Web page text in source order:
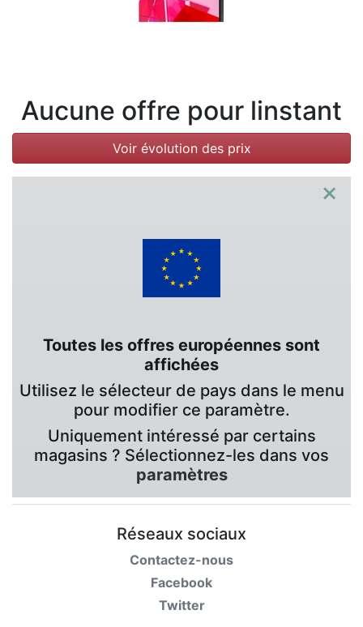
Aucune offre pour linstant
Voir évolution des prix
×
Toutes les offres européennes sont
affichées
Utilisez le sélecteur de pays dans le menu
pour modifier ce paramètre.
Uniquement intéressé par certains
magasins ? Sélectionnez-les dans vos
paramètres
Réseaux sociaux
Contactez-nous
Facebook
Twitter